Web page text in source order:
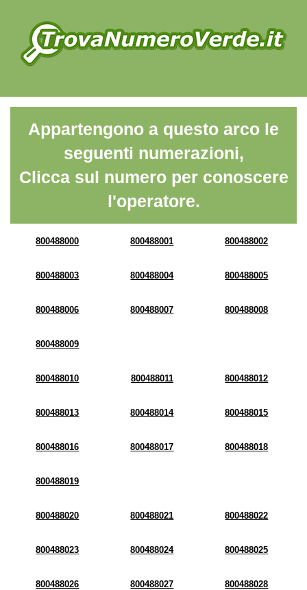
Appartengono a questo arco le
seguenti numerazioni,
Clicca sul numero per conoscere
l'operatore.
800488000 800488001 800488002
800488003 800488004 800488005
800488006 800488007 800488008
800488009
800488010 800488011 800488012
800488013 800488014 800488015
800488016 800488017 800488018
800488019
800488020 800488021 800488022
800488023 800488024 800488025
800488026 800488027 800488028